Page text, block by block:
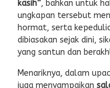
kasih”, bahkan untuk
ungkapan tersebut
hormat, serta
dibiasakan sejak dini,
yang santun dan
Menariknya, dalam
juga menyampaikan